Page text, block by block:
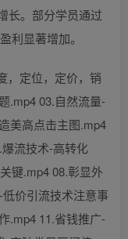
长。部分学员通过
利显著增加。
，定位，定价，销
.mp4 03.自然流量-
美高点击主图.mp4
流技术-高转化
键.mp4 08.彰显外
价引流技术注意事
.mp4 11.省钱推广-